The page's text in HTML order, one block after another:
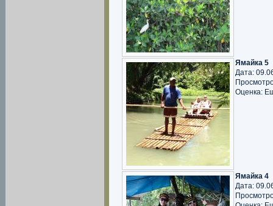
Ямайка 5
Дата:
Оценка:
Ямайка 4
Дата: